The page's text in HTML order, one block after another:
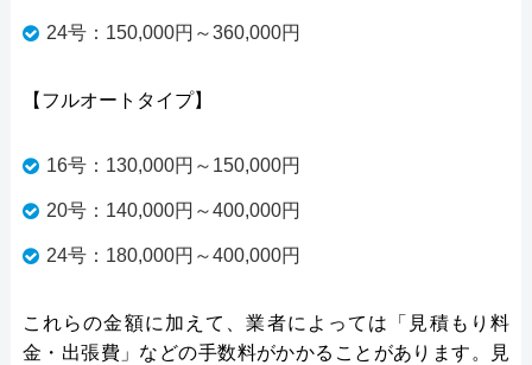
24号：150,000円～360,000円
【フルオートタイプ】
16号：130,000円～150,000円
20号：140,000円～400,000円
24号：180,000円～400,000円
これらの金額に加えて、業者によっては「見積もり料
金・出張費」などの手数料がかかることがあります。見